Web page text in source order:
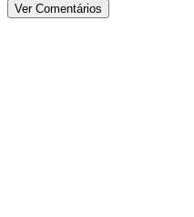
Ver Comentários